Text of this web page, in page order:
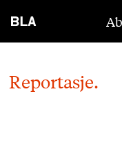
Reportasje.